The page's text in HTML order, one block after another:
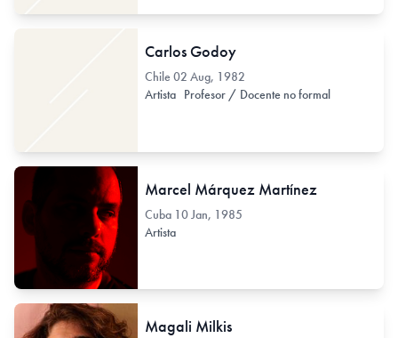
Carlos Godoy
Chile 02 Aug, 1982
Artista Profesor / Docente no formal
Marcel Márquez Martínez
Cuba 10 Jan, 1985
Artista
Magali Milkis